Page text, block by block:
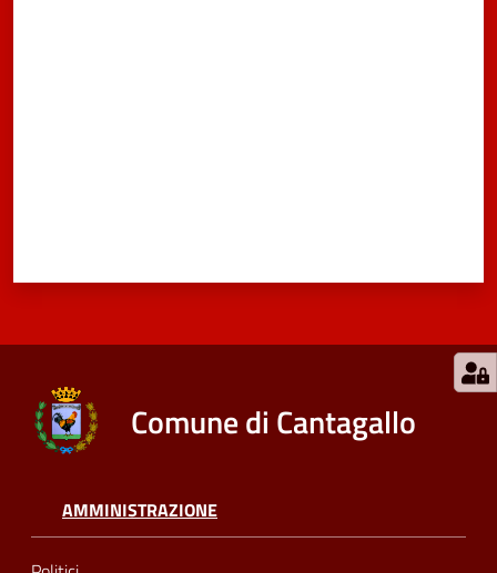
Comune di Cantagallo
AMMINISTRAZIONE